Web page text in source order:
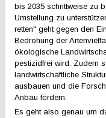
bis 2035 schrittweise zu
Umstellung zu
retten" geht gegen den
Bedrohung der
ökologische
pestizidfrei wird. Zudem
landwirtschaftliche
ausbauen und die
Anbau fördern.
Es geht also genau um